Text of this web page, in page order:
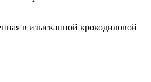
в изысканной крокодиловой